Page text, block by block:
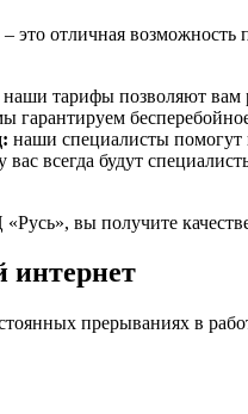
это отличная
наши тарифы позволяют вам
гарантируем
наши специалисты помогут
вас всегда будут
вы получите
прерываниях в